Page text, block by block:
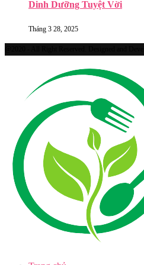
Dinh Dưỡng Tuyệt Vời
Tháng 3 28, 2025